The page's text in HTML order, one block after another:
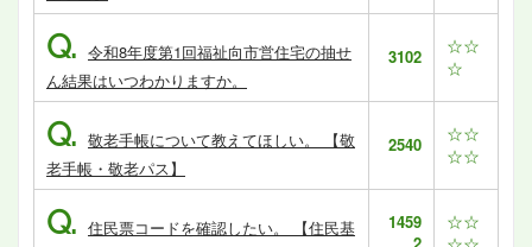
Q. 令和8年度第1回福祉向市営住宅の抽せ
ん結果はいつわかりますか。
3102
☆☆
☆
Q. 敬老手帳について教えてほしい。 【敬
老手帳・敬老パス】
2540
☆☆
☆☆
Q. 住民票コードを確認したい。 【住民基
1459
☆☆